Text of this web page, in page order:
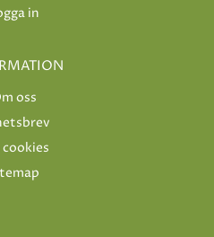
in
oss
cookies